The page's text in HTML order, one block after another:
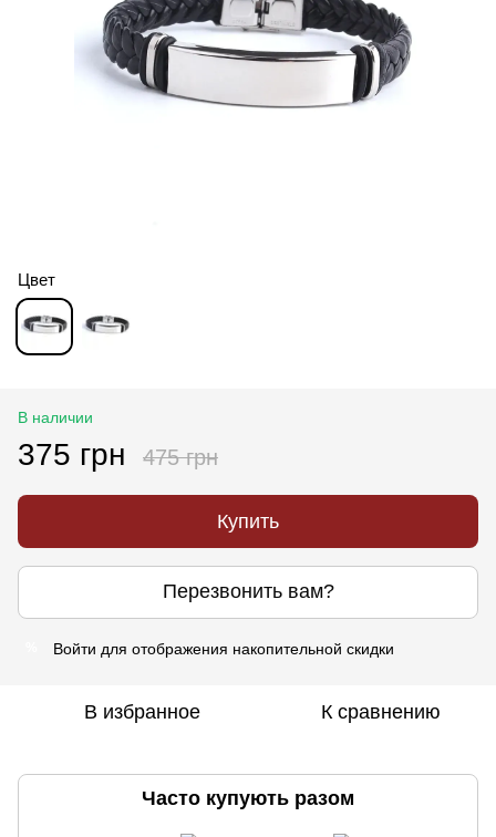
Цвет
В наличии
375 грн 475 грн
Купить
Перезвонить вам?
Войти для отображения накопительной скидки
В избранное К сравнению
Часто купують разом